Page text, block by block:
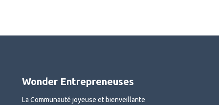
Wonder Entrepreneuses
La Communauté joyeuse et bienveillante